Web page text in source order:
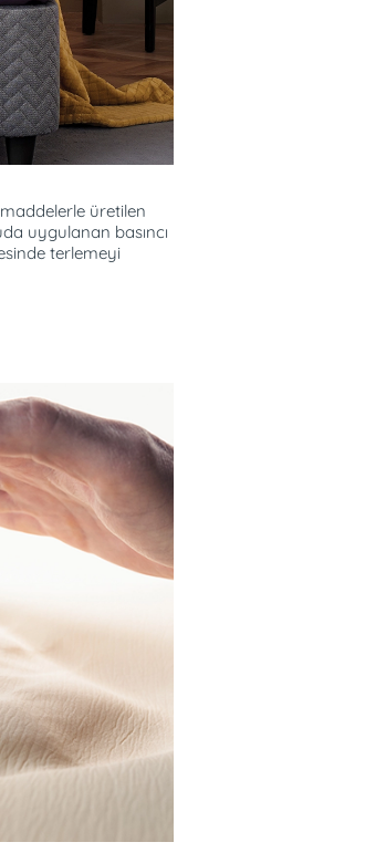
üretilen
uygulanan basıncı
terlemeyi